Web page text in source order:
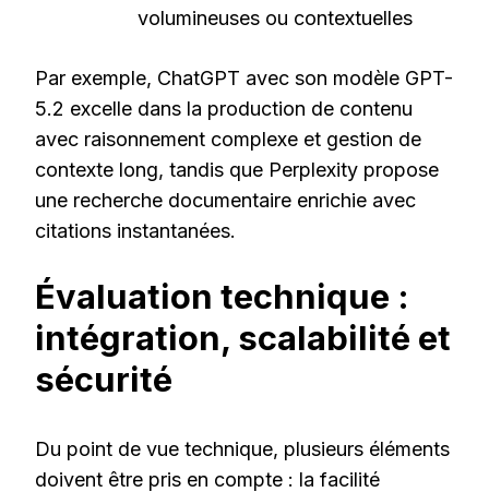
volumineuses ou contextuelles
Par exemple, ChatGPT avec son modèle GPT-
5.2 excelle dans la production de contenu
avec raisonnement complexe et gestion de
contexte long, tandis que Perplexity propose
une recherche documentaire enrichie avec
citations instantanées.
Évaluation technique :
intégration, scalabilité et
sécurité
Du point de vue technique, plusieurs éléments
doivent être pris en compte : la facilité